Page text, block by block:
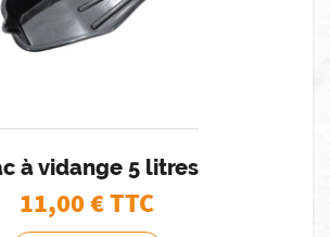
à vidange 5 litres
11,00€ TTC